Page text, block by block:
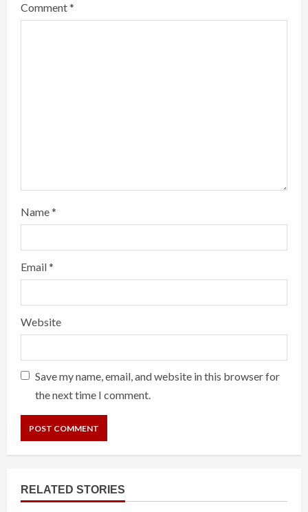
Comment*
Name*
Email*
Website
Save my name, email, and website in this browser for
the next time I comment.
RELATED STORIES